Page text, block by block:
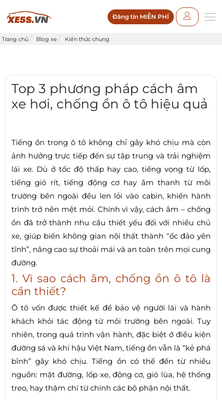
Đăng tin MIỄN PHÍ
Trang chủ Blog xe Kiến thức chung
Top 3 phương pháp cách âm
xe hơi, chống ồn ô tô hiệu quả
Tiếng ồn trong ô tô không chỉ gây khó chịu mà còn
ảnh hưởng trực tiếp đến sự tập trung và trải nghiệm
lái xe. Dù ở tốc độ thấp hay cao, tiếng vọng từ lốp,
tiếng gió rít, tiếng động cơ hay âm thanh từ môi
trường bên ngoài đều len lỏi vào cabin, khiến hành
trình trở nên mệt mỏi. Chính vì vậy, cách âm – chống
ồn đã trở thành nhu cầu thiết yếu đối với nhiều chủ
xe, giúp biến không gian nội thất thành “ốc đảo yên
tĩnh”, nâng cao sự thoải mái và an toàn trên mọi cung
đường.
1. Vì sao cách âm, chống ồn ô tô là
cần thiết?
Ô tô vốn được thiết kế để bảo vệ người lái và hành
khách khỏi tác động từ môi trường bên ngoài. Tuy
nhiên, trong quá trình vận hành, đặc biệt ở điều kiện
đường sá và khí hậu Việt Nam, tiếng ồn vẫn là “kẻ phá
bĩnh” gây khó chịu. Tiếng ồn có thể đến từ nhiều
nguồn: mặt đường, lốp xe, động cơ, gió lùa, hệ thống
treo, hay thậm chí từ chính các bộ phận nội thất.